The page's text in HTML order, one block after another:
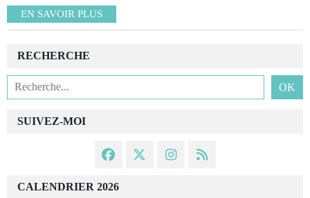
EN SAVOIR PLUS
SUIVEZ-MOI
RECHERCHE
CALENDRIER 2026